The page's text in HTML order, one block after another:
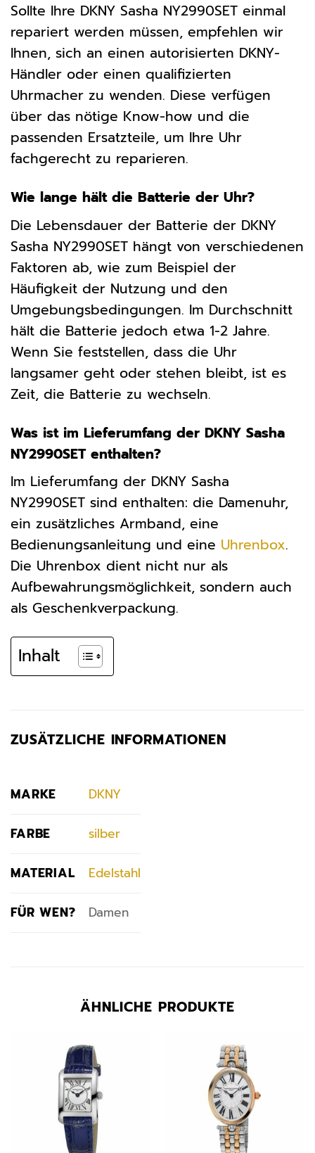
Sollte Ihre DKNY Sasha NY2990SET einmal
repariert werden müssen, empfehlen wir
Ihnen, sich an einen autorisierten DKNY-
Händler oder einen qualifizierten
Uhrmacher zu wenden. Diese verfügen
über das nötige Know-how und die
passenden Ersatzteile, um Ihre Uhr
fachgerecht zu reparieren.
Wie lange hält die Batterie der Uhr?
Die Lebensdauer der Batterie der DKNY
Sasha NY2990SET hängt von verschiedenen
Faktoren ab, wie zum Beispiel der
Häufigkeit der Nutzung und den
Umgebungsbedingungen. Im Durchschnitt
hält die Batterie jedoch etwa 1-2 Jahre.
Wenn Sie feststellen, dass die Uhr
langsamer geht oder stehen bleibt, ist es
Zeit, die Batterie zu wechseln.
Was ist im Lieferumfang der DKNY Sasha
NY2990SET enthalten?
Im Lieferumfang der DKNY Sasha
NY2990SET sind enthalten: die Damenuhr,
ein zusätzliches Armband, eine
Bedienungsanleitung und eine Uhrenbox.
Die Uhrenbox dient nicht nur als
Aufbewahrungsmöglichkeit, sondern auch
als Geschenkverpackung.
Inhalt
ZUSÄTZLICHE INFORMATIONEN
MARKE DKNY
FARBE silber
MATERIAL Edelstahl
FÜR WEN? Damen
ÄHNLICHE PRODUKTE